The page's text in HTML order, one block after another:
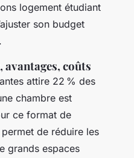
logement étudiant
son budget
avantages, coûts
attire 22 % des
chambre est
ce format de
de réduire les
grands espaces